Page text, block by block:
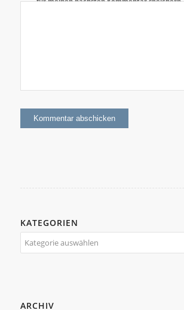
KATEGORIEN
Kategorien
ARCHIV